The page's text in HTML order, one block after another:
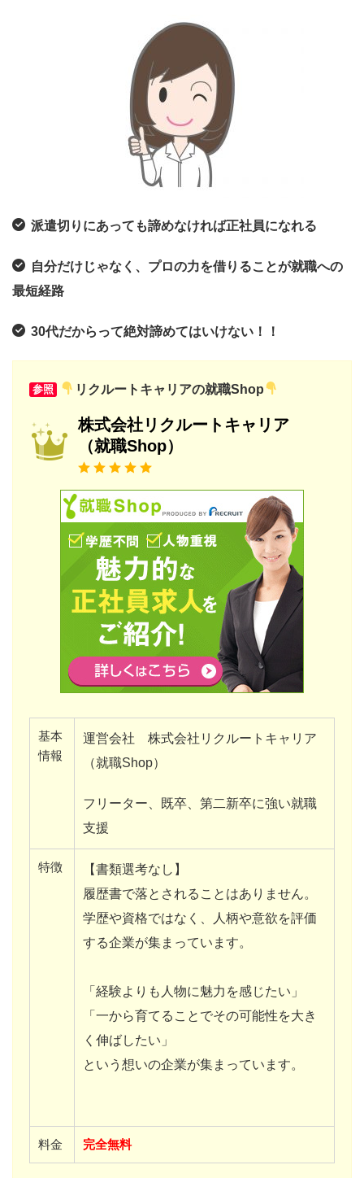
派遣切りにあっても諦めなければ正社員になれる
自分だけじゃなく、プロの力を借りることが就職への
最短経路
30代だからって絶対諦めてはいけない！！
参照 リクルートキャリアの就職Shop
株式会社リクルートキャリア
（就職Shop）
基本
情報
運営会社 株式会社リクルートキャリア
（就職Shop）
フリーター、既卒、第二新卒に強い就職
支援
特徴
【書類選考なし】
履歴書で落とされることはありません。
学歴や資格ではなく、人柄や意欲を評価
する企業が集まっています。
「経験よりも人物に魅力を感じたい」
「一から育てることでその可能性を大き
く伸ばしたい」
という想いの企業が集まっています。
料金 完全無料